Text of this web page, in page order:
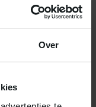
Over
product..